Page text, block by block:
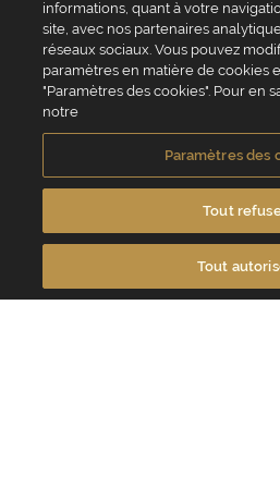
Sito web valrhona.com
Perché ordinare online?
Domande frequenti
Contattaci
La
Villars
Servizio clienti
0039 02 82 94 01 46
Da lunedì a venerdì dalle 8.30 alle
informations, quant à votre
site, avec nos partenaires
réseaux sociaux. Vous pouvez
paramètres en matière de cookies
"Paramètres des cookies". Pour en
notre
Paramètres des
Tout
Tout